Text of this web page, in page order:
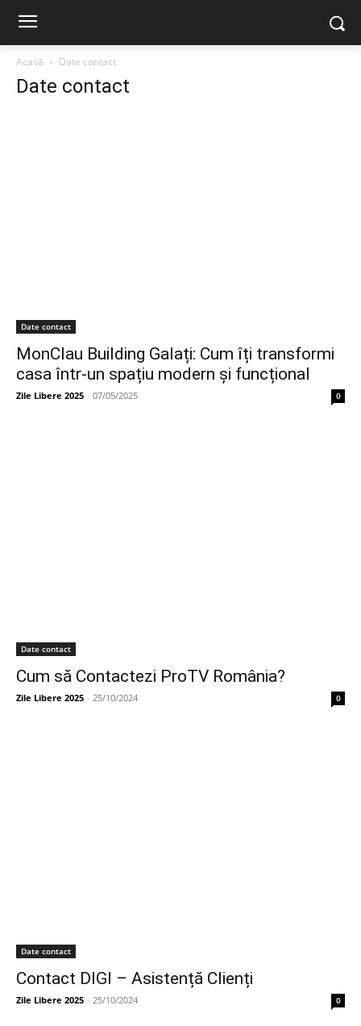
Acasă Date contact
Date contact
Date contact
MonClau Building Galați: Cum îți transformi
casa într-un spațiu modern și funcțional
Zile Libere 2025 - 07/05/2025 0
Date contact
Cum să Contactezi ProTV România?
Zile Libere 2025 - 25/10/2024 0
Date contact
Contact DIGI – Asistență Clienți
Zile Libere 2025 - 25/10/2024 0